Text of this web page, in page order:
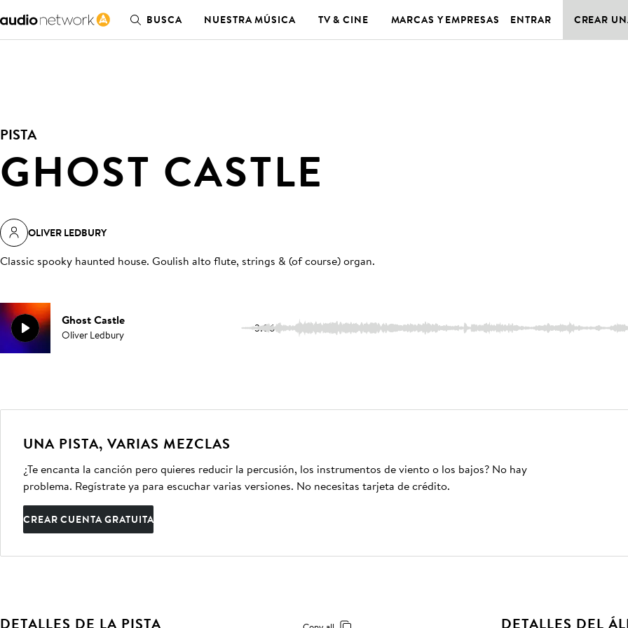
BUSCA NUESTRA MÚSICA TV & CINE MARCAS Y EMPRESAS ENTRAR CREAR
PISTA
GHOST CASTLE
OLIVER LEDBURY
Classic spooky haunted house. Goulish alto flute, strings & (of course) organ.
Ghost Castle
Oliver Ledbury 3:06
UNA PISTA, VARIAS MEZCLAS
¿Te encanta la canción pero quieres reducir la percusión, los instrumentos de viento o los bajos? No hay
problema. Regístrate ya para escuchar varias versiones. No necesitas tarjeta de crédito.
CREAR CUENTA GRATUITA
DETALLES DE LA PISTA DETALLES DEL